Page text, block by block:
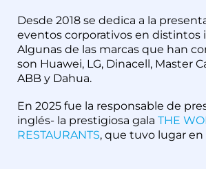
Desde 2018 se dedica a la
eventos corporativos en distintos
Algunas de las marcas que han
son Huawei, LG, Dinacell, Master
ABB y Dahua.
En 2025 fue la responsable de
inglés- la prestigiosa gala THE
RESTAURANTS, que tuvo lugar en